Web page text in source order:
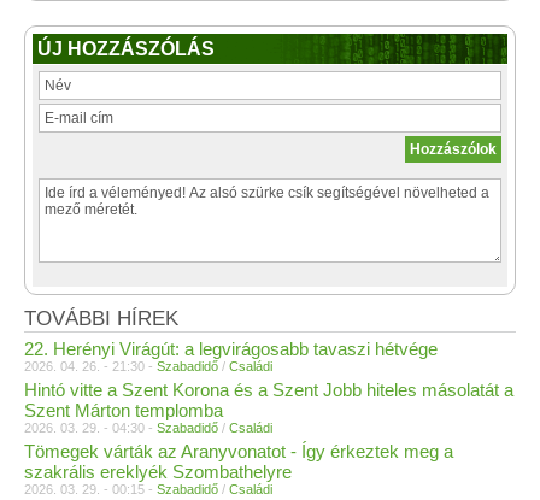
ÚJ HOZZÁSZÓLÁS
TOVÁBBI HÍREK
22. Herényi Virágút: a legvirágosabb tavaszi hétvége
2026. 04. 26. - 21:30 - Szabadidő / Családi
Hintó vitte a Szent Korona és a Szent Jobb hiteles másolatát a
Szent Márton templomba
2026. 03. 29. - 04:30 - Szabadidő / Családi
Tömegek várták az Aranyvonatot - Így érkeztek meg a
szakrális ereklyék Szombathelyre
2026. 03. 29. - 00:15 - Szabadidő / Családi